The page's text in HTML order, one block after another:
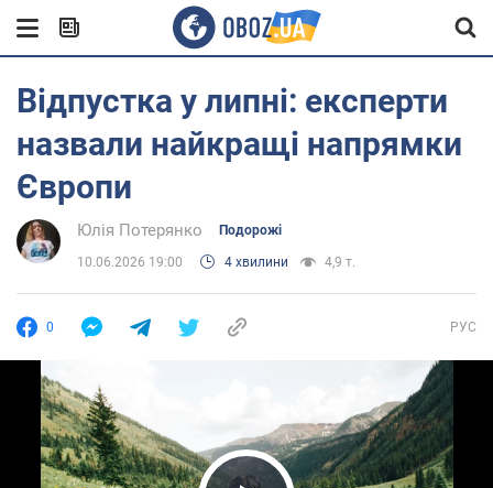
Відпустка у липні: експерти
назвали найкращі напрямки
Європи
Юлія Потерянко Подорожі
10.06.2026 19:00 4 хвилини 4,9 т.
0 РУС